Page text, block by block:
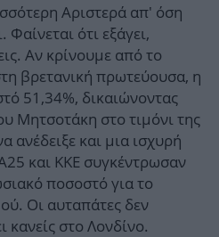
Αριστερά απ' όση
ότι εξάγει,
Αν κρίνουμε από το
βρετανική πρωτεύουσα, η
51,34%, δικαιώνοντας
Μητσοτάκη στο τιμόνι της
και μια ισχυρή
και ΚΚΕ συγκέντρωσαν
ποσοστό για το
Οι αυταπάτες δεν
κανείς στο Λονδίνο.